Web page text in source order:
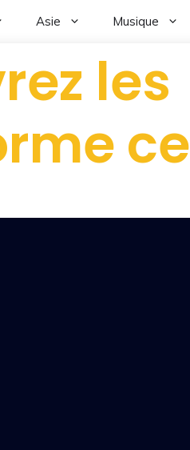
Asie Musique
les
ce